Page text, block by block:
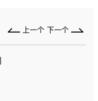
上一个 下一个